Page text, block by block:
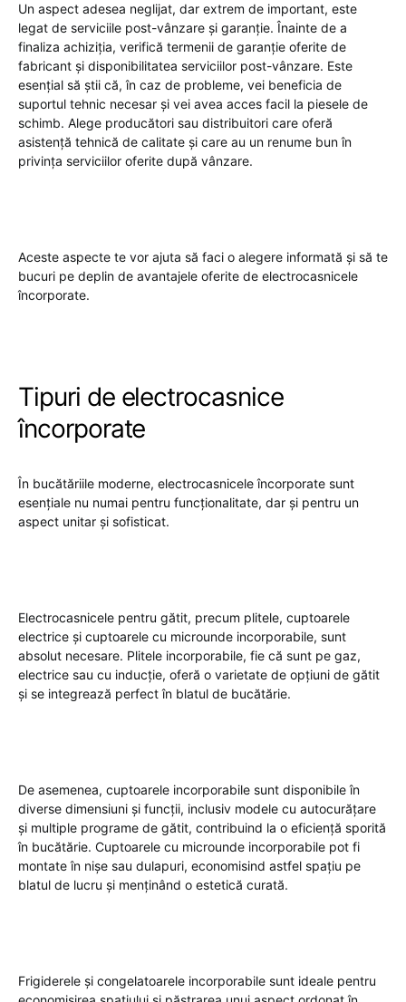
Un aspect adesea neglijat, dar extrem de important, este
legat de serviciile post-vânzare și garanție. Înainte de a
finaliza achiziția, verifică termenii de garanție oferite de
fabricant și disponibilitatea serviciilor post-vânzare. Este
esențial să știi că, în caz de probleme, vei beneficia de
suportul tehnic necesar și vei avea acces facil la piesele de
schimb. Alege producători sau distribuitori care oferă
asistență tehnică de calitate și care au un renume bun în
privința serviciilor oferite după vânzare.
Aceste aspecte te vor ajuta să faci o alegere informată și să te
bucuri pe deplin de avantajele oferite de electrocasnicele
încorporate.
Tipuri de electrocasnice
încorporate
În bucătăriile moderne, electrocasnicele încorporate sunt
esențiale nu numai pentru funcționalitate, dar și pentru un
aspect unitar și sofisticat.
Electrocasnicele pentru gătit, precum plitele, cuptoarele
electrice și cuptoarele cu microunde incorporabile, sunt
absolut necesare. Plitele incorporabile, fie că sunt pe gaz,
electrice sau cu inducție, oferă o varietate de opțiuni de gătit
și se integrează perfect în blatul de bucătărie.
De asemenea, cuptoarele incorporabile sunt disponibile în
diverse dimensiuni și funcții, inclusiv modele cu autocurățare
și multiple programe de gătit, contribuind la o eficiență sporită
în bucătărie. Cuptoarele cu microunde incorporabile pot fi
montate în nișe sau dulapuri, economisind astfel spațiu pe
blatul de lucru și menținând o estetică curată.
Frigiderele și congelatoarele incorporabile sunt ideale pentru